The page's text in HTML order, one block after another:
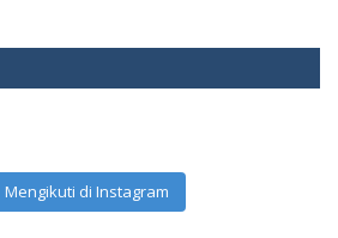
Mengikuti di Instagram